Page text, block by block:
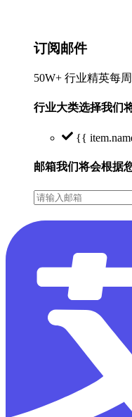
订阅邮件
50W+ 行业精英每
行业大类选择我们
{{
邮箱我们将会根据